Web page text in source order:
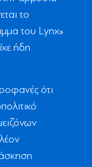
το
του Lynx»
ήδη
ότι